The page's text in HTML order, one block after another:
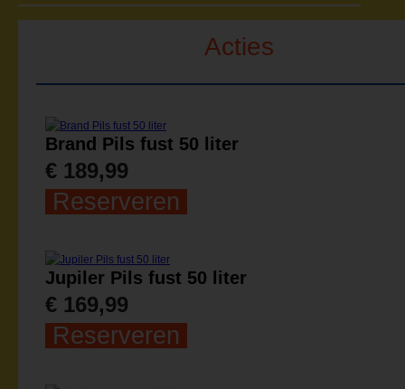
Acties
Brand Pils fust 50 liter
€ 189,99
Reserveren
Jupiler Pils fust 50 liter
€ 169,99
Reserveren